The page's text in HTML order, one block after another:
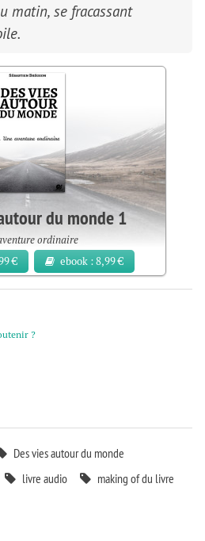
matin, se fracassant
du monde 1
ordinaire
€
ebook : 8,99 €
?
Des vies autour du monde
livre audio
making of du livre